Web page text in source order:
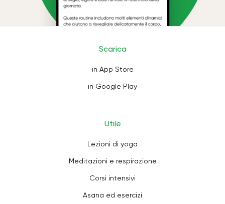
Scarica
in App Store
in Google Play
Utile
Lezioni di yoga
Meditazioni e respirazione
Corsi intensivi
Asana ed esercizi